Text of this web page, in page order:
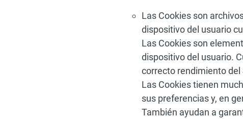
Las Cookies son
dispositivo del usuario
Las Cookies son
dispositivo del usuario.
correcto rendimiento del
Las Cookies tienen
sus preferencias y, en
También ayudan a